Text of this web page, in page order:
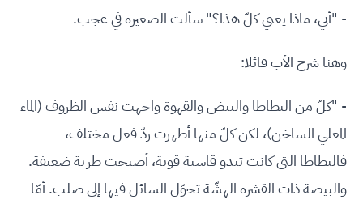
- "أبي، ماذا يعني كلّ هذا؟" سألت الصغيرة في عجب.
وهنا شرح الأب قائلا:
- "كلّ من البطاطا والبيض والقهوة واجهت نفس الظروف (الماء
المغلي الساخن)، لكن كلّ منها أظهرت ردّ فعل مختلف،
فالبطاطا التي كانت تبدو قاسية قوية، أصبحت طرية ضعيفة.
والبيضة ذات القشرة الهشّة تحوّل السائل فيها إلى صلب. أمّا